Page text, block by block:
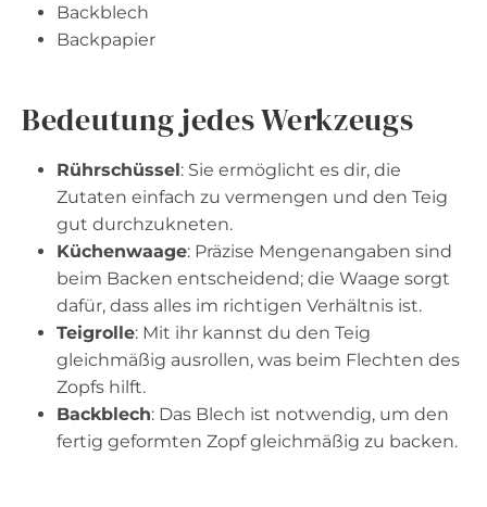
Backblech
Backpapier
Bedeutung jedes Werkzeugs
Rührschüssel: Sie ermöglicht es dir, die
Zutaten einfach zu vermengen und den Teig
gut durchzukneten.
Küchenwaage: Präzise Mengenangaben sind
beim Backen entscheidend; die Waage sorgt
dafür, dass alles im richtigen Verhältnis ist.
Teigrolle: Mit ihr kannst du den Teig
gleichmäßig ausrollen, was beim Flechten des
Zopfs hilft.
Backblech: Das Blech ist notwendig, um den
fertig geformten Zopf gleichmäßig zu backen.